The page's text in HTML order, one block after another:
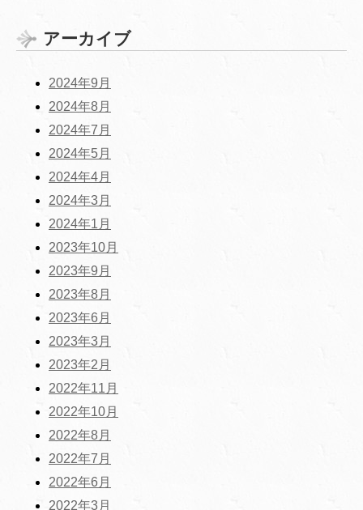
アーカイブ
2024年9月
2024年8月
2024年7月
2024年5月
2024年4月
2024年3月
2024年1月
2023年10月
2023年9月
2023年8月
2023年6月
2023年3月
2023年2月
2022年11月
2022年10月
2022年8月
2022年7月
2022年6月
2022年3月